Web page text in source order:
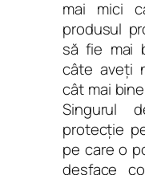
mai mici
produsul
să fie mai
câte aveţi
cât mai
Singurul
protecţie
pe care o
desface